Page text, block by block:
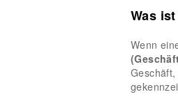
Was
Wenn